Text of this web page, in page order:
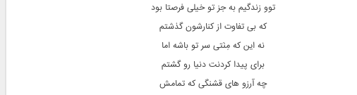
توو زندگیم به جز تو خیلی فرصتا بود
که بی تفاوت از کنارشون گذشتم
نه این که مِنَتی سر تو باشه اما
برای پیدا کردنت دنیا رو گشتم
چه آرزو های قشنگی که تمامش